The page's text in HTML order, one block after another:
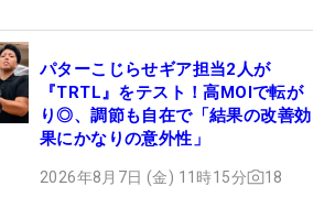
パターこじらせギア担当2人が
『TRTL』をテスト！高MOIで転が
り◎、調節も自在で「結果の改善効
果にかなりの意外性」
2026年8月7日 (金) 11時15分 18